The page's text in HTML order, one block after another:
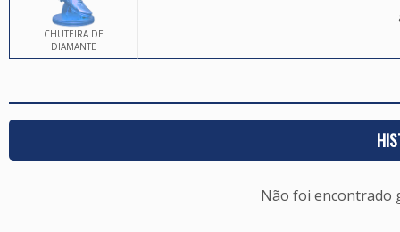
CHUTEIRA DE
DIAMANTE
Não foi encontrado